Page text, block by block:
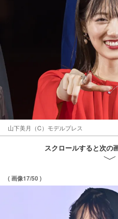
山下美月（C）モデルプレス
スクロールすると次の
( 画像17/50 )